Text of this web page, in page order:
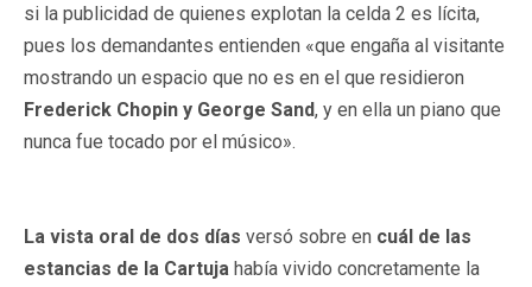
si la publicidad de quienes explotan la celda 2 es lícita,
pues los demandantes entienden «que engaña al visitante
mostrando un espacio que no es en el que residieron
Frederick Chopin y George Sand, y en ella un piano que
nunca fue tocado por el músico».
La vista oral de dos días versó sobre en cuál de las
estancias de la Cartuja había vivido concretamente la